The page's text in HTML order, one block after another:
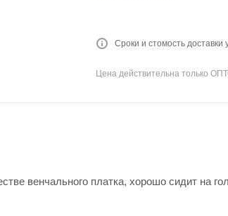
Сроки и стомость
Цена действительна только
венчального платка, хорошо сидит на